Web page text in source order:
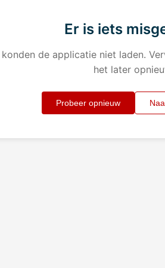
Er is iets
konden de applicatie niet laden.
het later
Probeer opnieuw